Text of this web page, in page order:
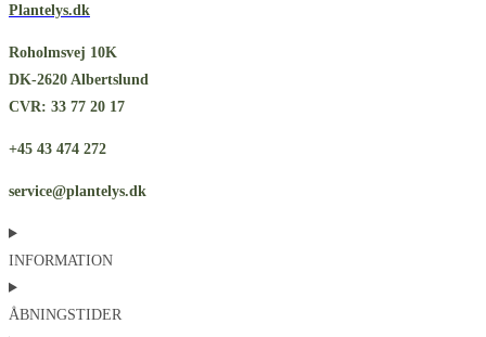
Plantelys.dk
Roholmsvej 10K
DK-2620 Albertslund
CVR: 33 77 20 17
+45 43 474 272
service@plantelys.dk
INFORMATION
ÅBNINGSTIDER